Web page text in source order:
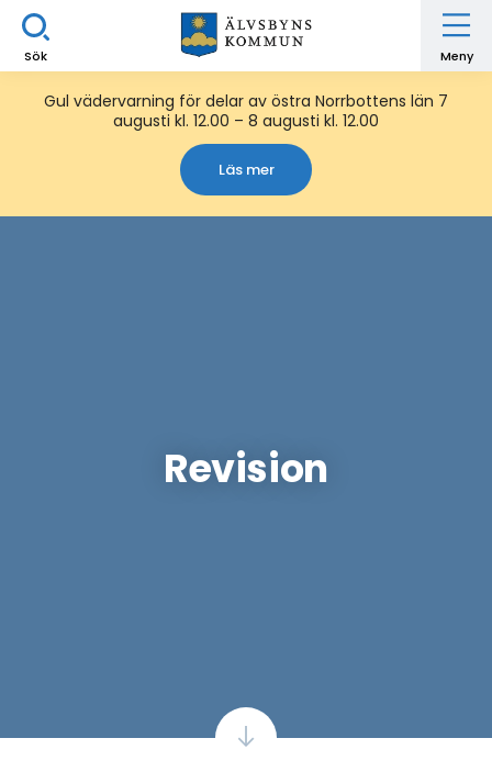
Sök Meny
Gul vädervarning för delar av östra Norrbottens län 7
augusti kl. 12.00 – 8 augusti kl. 12.00
Läs mer
Revision